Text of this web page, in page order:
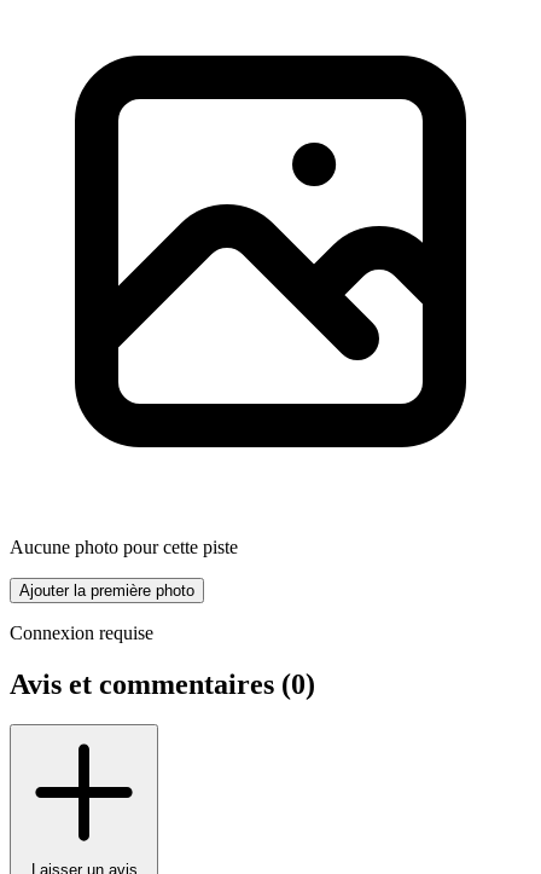
Aucune photo pour cette piste
Ajouter la première photo
Connexion requise
Avis et commentaires (0)
Laisser un avis